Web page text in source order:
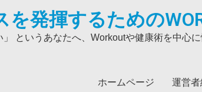
発揮するための
というあなたへ、Workoutや健康術を中心
ホームページ 運営者